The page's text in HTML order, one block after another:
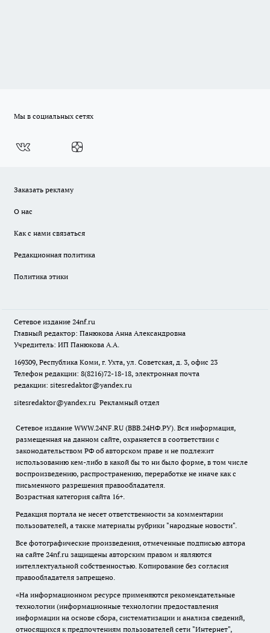
Мы в социальных сетях
Заказать рекламу
О нас
Как с нами связаться
Редакционная политика
Политика этики
Сетевое издание 24nf.ru
Главный редактор: Панюкова Анна Александровна
Учредитель: ИП Панюкова А.А.
169309, Республика Коми, г. Ухта, ул. Советская, д. 3, офис 23
Телефон редакции: 8(8216)72-18-18, электронная почта
редакции: sitesredaktor@yandex.ru
sitesredaktor@yandex.ru Рекламный отдел
Сетевое издание WWW.24NF.RU (ВВВ.24НФ.РУ). Вся информация,
размещенная на данном сайте, охраняется в соответствии с
законодательством РФ об авторском праве и не подлежит
использованию кем-либо в какой бы то ни было форме, в том числе
воспроизведению, распространению, переработке не иначе как с
письменного разрешения правообладателя.
Возрастная категория сайта 16+.
Редакция портала не несет ответственности за комментарии
пользователей, а также материалы рубрики "народные новости".
Все фотографические произведения, отмеченные подписью автора
на сайте 24nf.ru защищены авторским правом и являются
интеллектуальной собственностью. Копирование без согласия
правообладателя запрещено.
«На информационном ресурсе применяются рекомендательные
технологии (информационные технологии предоставления
информации на основе сбора, систематизации и анализа сведений,
относящихся к предпочтениям пользователей сети "Интернет",